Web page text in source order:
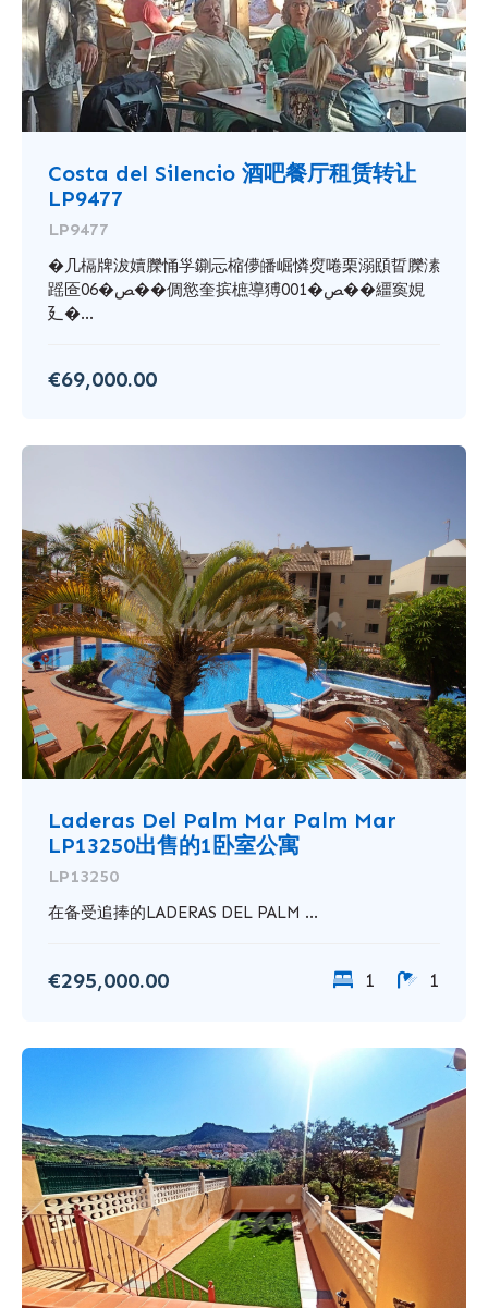
Costa del Silencio 酒吧餐厅租赁转让
LP9477
LP9477
�几槅牌沷嬻䑈悀㜽䥷忈樎儚皤崛憐焤啳栗溺䪸䀸䑈溸
䠛匼ﺺ�06��倜慾奎摈樜導猼ﺺ�001��繮寏娊
廴�...
€69,000.00
Laderas Del Palm Mar Palm Mar
LP13250出售的1卧室公寓
LP13250
在备受追捧的LADERAS DEL PALM ...
€295,000.00 1 1